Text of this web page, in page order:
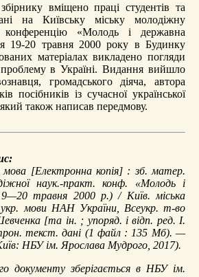
вміщено праці студентів та
на Київську міську молодіжну
конференцію «Молодь і державна
19-20 травня 2000 року в Будинку
матеріалах викладено погляди
в Україні. Видання вийшло
громадського діяча, автора
посібників із сучасної української
також написав передмову.
мова [Електронна копія] : зб. матер.
наук.-практ. конф. «Молодь і
травня 2000 р.) / Київ. міська
мови НАН України, Всеукр. т-во
[та ін. ; упоряд. і відп. ред. І.
текст. дані (1 файл : 135 Мб). —
НБУ ім. Ярослава Мудрого, 2017).
документу зберігається в НБУ ім.